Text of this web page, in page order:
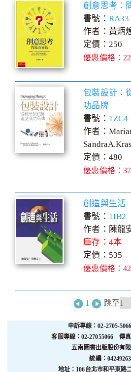
創意思考：
書號： RA33
作者：黃炳
定價：250
優惠價格：
包裝設計：
功品牌
書號： 1ZC4
作者：
定價：480
優惠價格：
創造與生活
書號： 1IB2
作者：陳龍
庫存：4本
定價：535
優惠價格：
1 跳至
申訴專線：02-2705-
客服專線：02-27055066 傳真
五南圖書出版股份有
統編：04249263
地址：106台北市和平東路